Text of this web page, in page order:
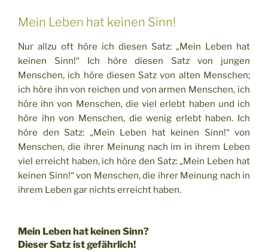
Mein Leben hat keinen Sinn!
Nur allzu oft höre ich diesen Satz: „Mein Leben hat
keinen Sinn!“ Ich höre diesen Satz von jungen
Menschen, ich höre diesen Satz von alten Menschen;
ich höre ihn von reichen und von armen Menschen, ich
höre ihn von Menschen, die viel erlebt haben und ich
höre ihn von Menschen, die wenig erlebt haben. Ich
höre den Satz: „Mein Leben hat keinen Sinn!“ von
Menschen, die ihrer Meinung nach im in ihrem Leben
viel erreicht haben, ich höre den Satz: „Mein Leben hat
keinen Sinn!“ von Menschen, die ihrer Meinung nach in
ihrem Leben gar nichts erreicht haben.
Mein Leben hat keinen Sinn?
Dieser Satz ist gefährlich!